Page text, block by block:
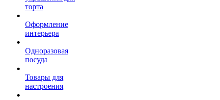
торта
Оформление
интерьера
Одноразовая
посуда
Товары для
настроения